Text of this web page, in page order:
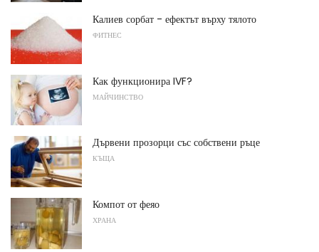
Калиев сорбат - ефектът върху тялото
ФИТНЕС
Как функционира IVF?
МАЙЧИНСТВО
Дървени прозорци със собствени ръце
КЪЩА
Компот от феяо
ХРАНА